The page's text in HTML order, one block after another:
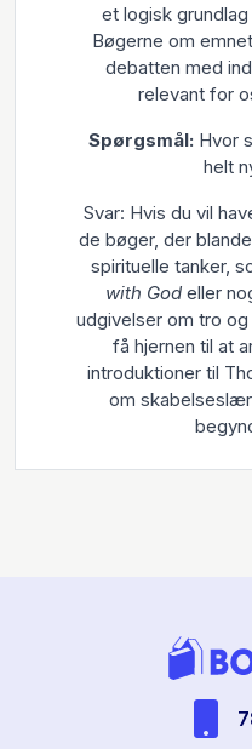
et logisk
Bøgerne om
debatten med
relevant for
Spørgsmål: Hvor
helt
Svar: Hvis du vil
de bøger, der
spirituelle tanker,
with Godeller
udgivelser om tro og
få hjernen til at
introduktioner til
om